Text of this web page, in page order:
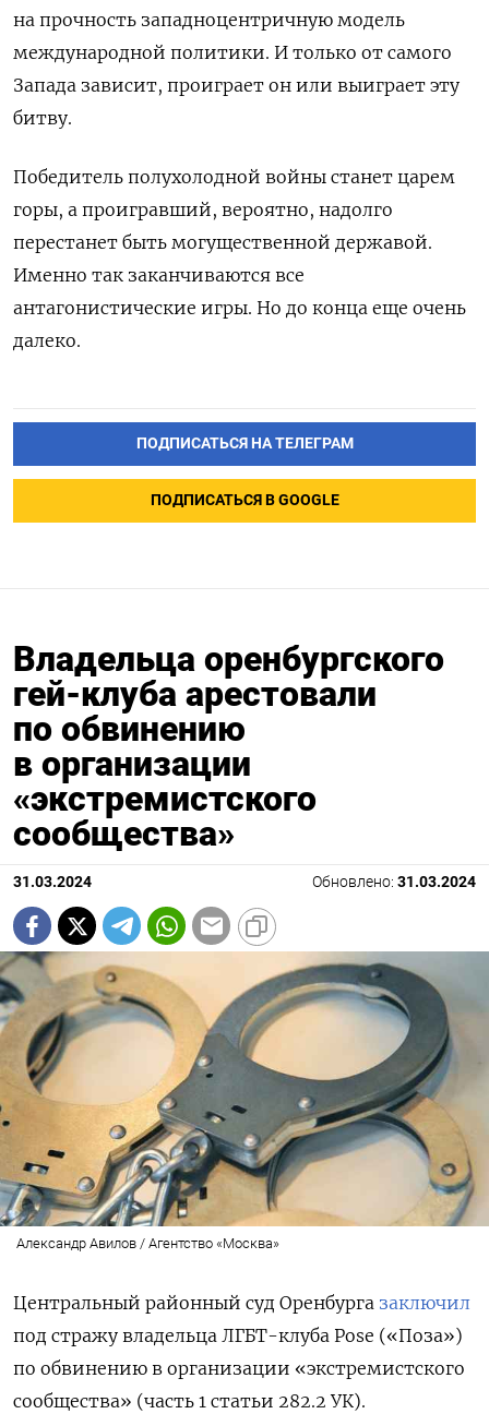
на прочность западноцентричную модель
международной политики. И только от самого
Запада зависит, проиграет он или выиграет эту
битву.
Победитель полухолодной войны станет царем
горы, а проигравший, вероятно, надолго
перестанет быть могущественной державой.
Именно так заканчиваются все
антагонистические игры. Но до конца еще очень
далеко.
ПОДПИСАТЬСЯ НА ТЕЛЕГРАМ
ПОДПИСАТЬСЯ В GOOGLE
Владельца оренбургского
гей-клуба арестовали
по обвинению
в организации
«экстремистского
сообщества»
31.03.2024 Обновлено: 31.03.2024
Александр Авилов / Агентство «Москва»
Центральный районный суд Оренбурга заключил
под стражу владельца ЛГБТ-клуба Pose («Поза»)
по обвинению в организации «экстремистского
сообщества» (часть 1 статьи 282.2 УК).